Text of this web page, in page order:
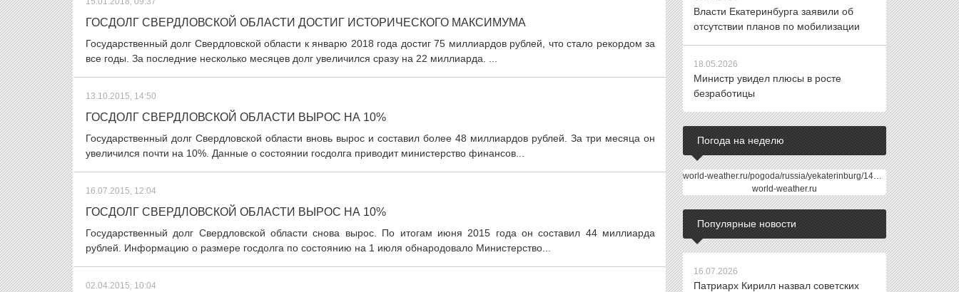
ГОСДОЛГ СВЕРДЛОВСКОЙ ОБЛАСТИ ДОСТИГ ИСТОРИЧЕСКОГО МАКСИМУМА
Государственный долг Свердловской области к январю 2018 года достиг 75 миллиардов рублей, что стало рекордом за
все годы. За последние несколько месяцев долг увеличился сразу на 22 миллиарда. ...
13.10.2015, 14:50
ГОСДОЛГ СВЕРДЛОВСКОЙ ОБЛАСТИ ВЫРОС НА 10%
Государственный долг Свердловской области вновь вырос и составил более 48 миллиардов рублей. За три месяца он
увеличился почти на 10%. Данные о состоянии госдолга приводит министерство финансов...
16.07.2015, 12:04
ГОСДОЛГ СВЕРДЛОВСКОЙ ОБЛАСТИ ВЫРОС НА 10%
Государственный долг Свердловской области снова вырос. По итогам июня 2015 года он составил 44 миллиарда
рублей. Информацию о размере госдолга по состоянию на 1 июля обнародовало Министерство...
02.04.2015, 10:04
Власти Екатеринбурга заявили об
отсутствии планов по мобилизации
18.05.2026
Министр увидел плюсы в росте
безработицы
Погода на неделю
world-weather.ru/pogoda/russia/yekaterinburg/14days/
world-weather.ru
Популярные новости
16.07.2026
Патриарх Кирилл назвал советских